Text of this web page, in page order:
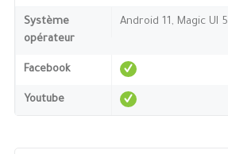
Système
opérateur
Android 11, Magic UI 5
Facebook
Youtube